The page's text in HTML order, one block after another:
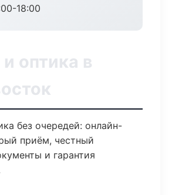
18:00
оптика в
без очередей: онлайн-
приём, честный
и гарантия